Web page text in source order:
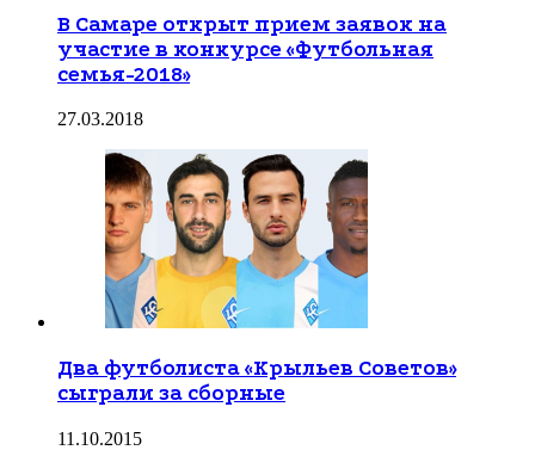
В Самаре открыт прием заявок на
участие в конкурсе «Футбольная
семья-2018»
27.03.2018
Два футболиста «Крыльев Советов»
сыграли за сборные
11.10.2015